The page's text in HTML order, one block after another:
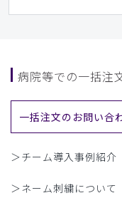
病院等での一括注
一括注文のお問い合
＞チーム導入事例紹介
＞ネーム刺繍について